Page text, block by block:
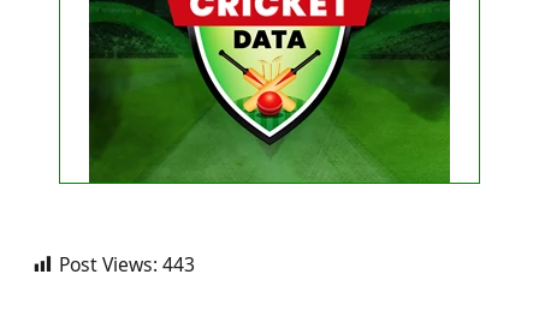
See fixtures
Post Views: 443